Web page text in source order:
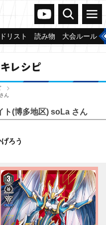
ヴァンガードch
検索 メニュー
リスト 読み物 大会ルール
レシピ
ん
ト(博多地区) soLa さん
ろう